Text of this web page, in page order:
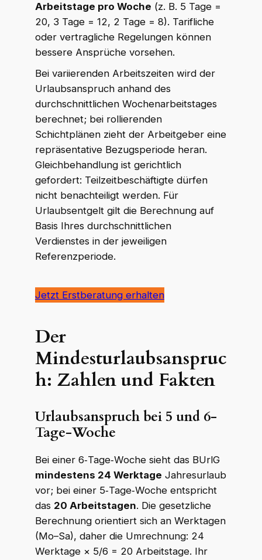
K R WKR Rechtsanwälte
Online · echte Anwälte, kein Callcenter
Arbeitstage pro Woche (z. B. 5 Tage =
20, 3 Tage = 12, 2 Tage = 8). Tarifliche
oder vertragliche Regelungen können
bessere Ansprüche vorsehen.
Bei variierenden Arbeitszeiten wird der
Urlaubsanspruch anhand des
durchschnittlichen Wochenarbeitstages
berechnet; bei rollierenden
Schichtplänen zieht der Arbeitgeber eine
repräsentative Bezugsperiode heran.
Gleichbehandlung ist gerichtlich
gefordert: Teilzeitbeschäftigte dürfen
nicht benachteiligt werden. Für
Urlaubsentgelt gilt die Berechnung auf
Basis Ihres durchschnittlichen
Verdienstes in der jeweiligen
Referenzperiode.
Jetzt Erstberatung erhalten
Der
Mindesturlaubsanspruc
h: Zahlen und Fakten
Urlaubsanspruch bei 5 und 6-
Tage-Woche
Bei einer 6‑Tage‑Woche sieht das BUrlG
mindestens 24 Werktage Jahresurlaub
vor; bei einer 5‑Tage‑Woche entspricht
das 20 Arbeitstagen. Die gesetzliche
Berechnung orientiert sich an Werktagen
(Mo–Sa), daher die Umrechnung: 24
Werktage × 5/6 = 20 Arbeitstage. Ihr